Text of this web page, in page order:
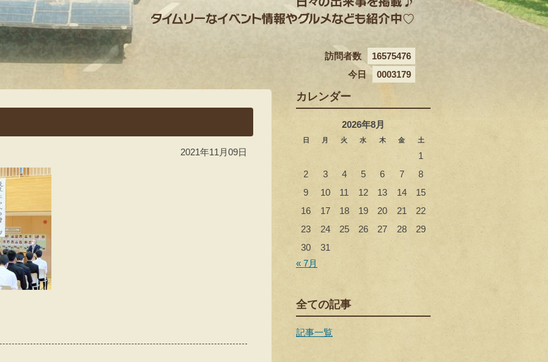
訪問者数
16575476
今日
0003179
2021年11月09日
カレンダー
2026年8月
日 月 火 水 木 金 土
1
2
3 4 5 6 7
8
9
10 11 12 13 14
15
16
17 18 19 20 21
22
23
24 25 26 27 28
29
30
31
« 7月
全ての記事
記事一覧